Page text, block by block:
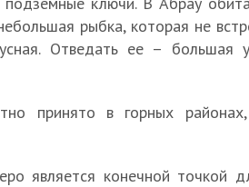
рыбка, которая не
Отведать ее – большая
принято в горных
является конечной точкой